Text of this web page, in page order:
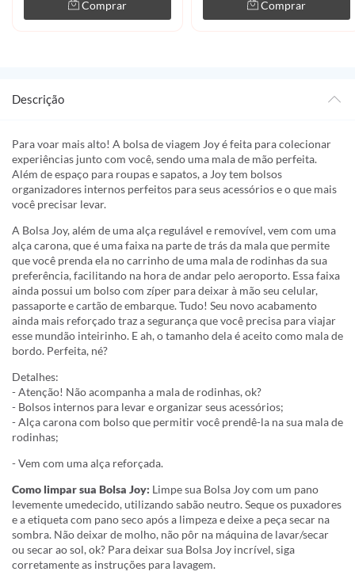
Comprar Comprar
Descrição
Para voar mais alto! A bolsa de viagem Joy é feita para colecionar
experiências junto com você, sendo uma mala de mão perfeita.
Além de espaço para roupas e sapatos, a Joy tem bolsos
organizadores internos perfeitos para seus acessórios e o que mais
você precisar levar.
A Bolsa Joy, além de uma alça regulável e removível, vem com uma
alça carona, que é uma faixa na parte de trás da mala que permite
que você prenda ela no carrinho de uma mala de rodinhas da sua
preferência, facilitando na hora de andar pelo aeroporto. Essa faixa
ainda possui um bolso com zíper para deixar à mão seu celular,
passaporte e cartão de embarque. Tudo! Seu novo acabamento
ainda mais reforçado traz a segurança que você precisa para viajar
esse mundão inteirinho. E ah, o tamanho dela é aceito como mala de
bordo. Perfeita, né?
Detalhes:
- Atenção! Não acompanha a mala de rodinhas, ok?
- Bolsos internos para levar e organizar seus acessórios;
- Alça carona com bolso que permitir você prendê-la na sua mala de
rodinhas;
- Vem com uma alça reforçada.
Como limpar sua Bolsa Joy: Limpe sua Bolsa Joy com um pano
levemente umedecido, utilizando sabão neutro. Seque os puxadores
e a etiqueta com pano seco após a limpeza e deixe a peça secar na
sombra. Não deixar de molho, não pôr na máquina de lavar/secar
ou secar ao sol, ok? Para deixar sua Bolsa Joy incrível, siga
corretamente as instruções para lavagem.